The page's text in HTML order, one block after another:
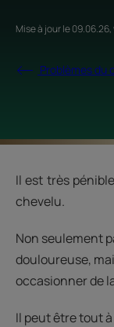
Mise à jour le09.06.26,
Problèmes du
Il est très
chevelu.
Non seulement
douloureuse,
occasionner de
Il peut être tout